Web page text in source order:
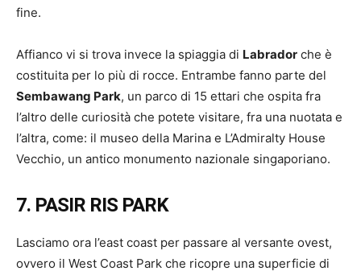
fine.
Affianco vi si trova invece la spiaggia di Labrador che è
costituita per lo più di rocce. Entrambe fanno parte del
Sembawang Park, un parco di 15 ettari che ospita fra
l’altro delle curiosità che potete visitare, fra una nuotata e
l’altra, come: il museo della Marina e L’Admiralty House
Vecchio, un antico monumento nazionale singaporiano.
7. PASIR RIS PARK
Lasciamo ora l’east coast per passare al versante ovest,
ovvero il West Coast Park che ricopre una superficie di